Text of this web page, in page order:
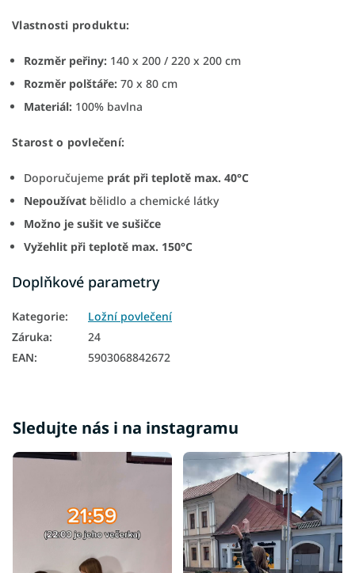
Vlastnosti produktu:
Rozměr peřiny: 140 x 200 / 220 x 200 cm
Rozměr polštáře: 70 x 80 cm
Materiál: 100% bavlna
Starost o povlečení:
Doporučujeme prát při teplotě max. 40°C
Nepoužívat bělidlo a chemické látky
Možno je sušit ve sušičce
Vyžehlit při teplotě max. 150°C
Doplňkové parametry
Kategorie:
Ložní povlečení
Záruka:
24
EAN: 5903068842672
Sledujte nás i na instagramu